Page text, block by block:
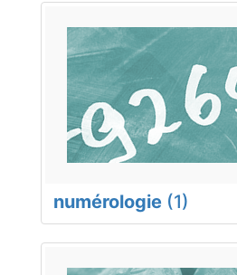
numérologie (1)